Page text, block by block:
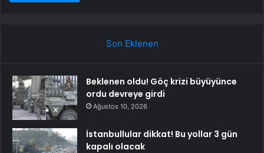
Son Eklenen
Beklenen oldu! Göç krizi büyüyünce
ordu devreye girdi
Ağustos 10, 2026
İstanbullular dikkat! Bu yollar 3 gün
kapalı olacak